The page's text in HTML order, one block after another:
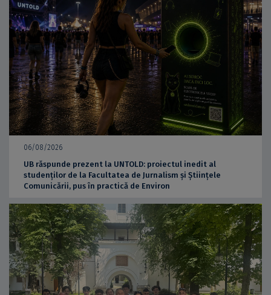
06/08/2026
UB răspunde prezent la UNTOLD: proiectul inedit al
studenților de la Facultatea de Jurnalism și Științele
Comunicării, pus în practică de Environ